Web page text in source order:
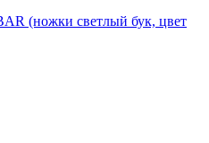
(ножки светлый бук, цвет